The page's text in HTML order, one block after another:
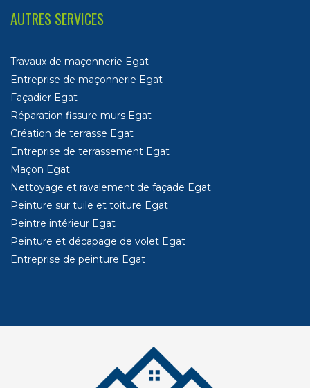
AUTRES SERVICES
Travaux de maçonnerie Egat
Entreprise de maçonnerie Egat
Façadier Egat
Réparation fissure murs Egat
Création de terrasse Egat
Entreprise de terrassement Egat
Maçon Egat
Nettoyage et ravalement de façade Egat
Peinture sur tuile et toiture Egat
Peintre intérieur Egat
Peinture et décapage de volet Egat
Entreprise de peinture Egat